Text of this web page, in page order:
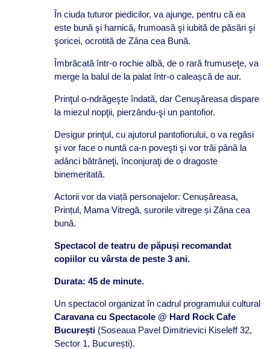
În ciuda tuturor piedicilor, va ajunge, pentru că ea
este bună şi harnică, frumoasă şi iubită de păsări şi
şoricei, ocrotită de Zâna cea Bună.
Îmbrăcată într-o rochie albă, de o rară frumuseţe, va
merge la balul de la palat într-o caleașcă de aur.
Prinţul o-ndrăgeşte îndată, dar Cenuşăreasa dispare
la miezul nopţii, pierzându-şi un pantofior.
Desigur prinţul, cu ajutorul pantofiorului, o va regăsi
şi vor face o nuntă ca-n poveşti şi vor trăi până la
adânci bătrâneţi, înconjuraţi de o dragoste
binemeritată.
Actorii vor da viață personajelor: Cenușăreasa,
Prințul, Mama Vitregă, surorile vitrege și Zâna cea
bună.
Spectacol de teatru de păpuși recomandat
copiilor cu vârsta de peste 3 ani.
Durata: 45 de minute.
Un spectacol organizat în cadrul programului cultural
Caravana cu Spectacole @ Hard Rock Cafe
București (Soseaua Pavel Dimitrievici Kiseleff 32,
Sector 1, București).